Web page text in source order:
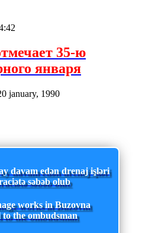
35-ю
января
january, 1990
davam edən drenaj işləri
səbəb olub
works in Buzovna
the ombudsman